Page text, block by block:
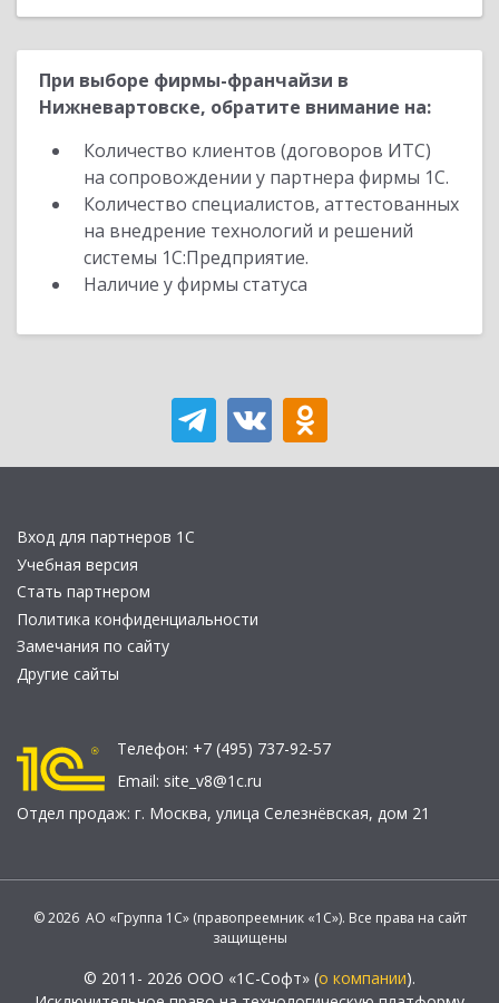
При выборе фирмы-франчайзи в
Нижневартовске, обратите внимание на:
Количество клиентов (договоров ИТС)
на сопровождении у партнера фирмы 1С.
Количество специалистов, аттестованных
на внедрение технологий и решений
системы 1С:Предприятие.
Наличие у фирмы статуса
Вход для партнеров 1С
Учебная версия
Стать партнером
Политика конфиденциальности
Замечания по сайту
Другие сайты
Телефон: +7 (495) 737-92-57
Email: site_v8@1c.ru
Отдел продаж: г. Москва, улица Селезнёвская, дом 21
© 2026 АО «Группа 1С» (правопреемник «1С»). Все права на сайт
защищены
© 2011- 2026 ООО «1С-Софт» (о компании).